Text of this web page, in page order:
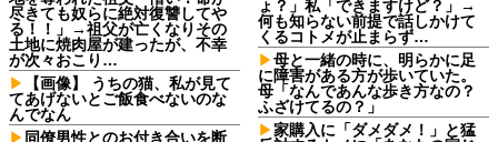
尽きても奴らに絶対復讐してや
る！！」→祖父が亡くなりその
土地に焼肉屋が建ったが、不幸
が次々おこり…
【画像】 うちの猫、私が見て
てあげないとご飯食べないのな
んでなん
同僚男性とのお付き合いを断
ょ？」私「できますけど？」→
何も知らない前提で話しかけて
くるコトメが止まらず…
母と一緒の時に、明らかに足
に障害がある方が歩いていた。
母「なんであんな歩き方なの？
ふざけてるの？」
家購入に「ダメダメ！」と猛